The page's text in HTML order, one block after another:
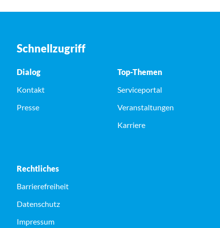
Schnellzugriff
Dialog
Kontakt
Presse
Top-Themen
Serviceportal
Veranstaltungen
Karriere
Rechtliches
Barrierefreiheit
Datenschutz
Impressum